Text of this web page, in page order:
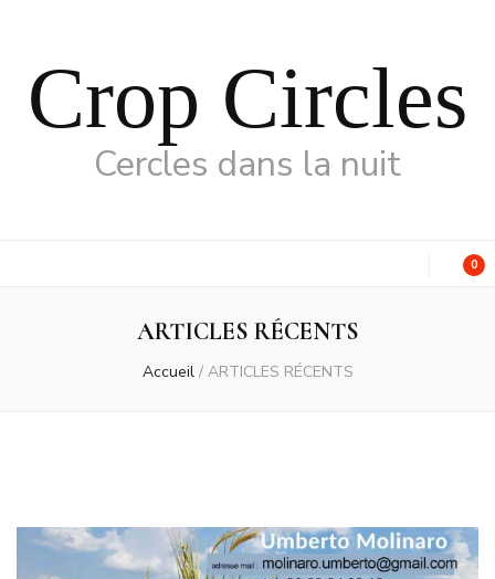
Crop Circles
Cercles dans la nuit
0
ARTICLES RÉCENTS
Accueil / ARTICLES RÉCENTS